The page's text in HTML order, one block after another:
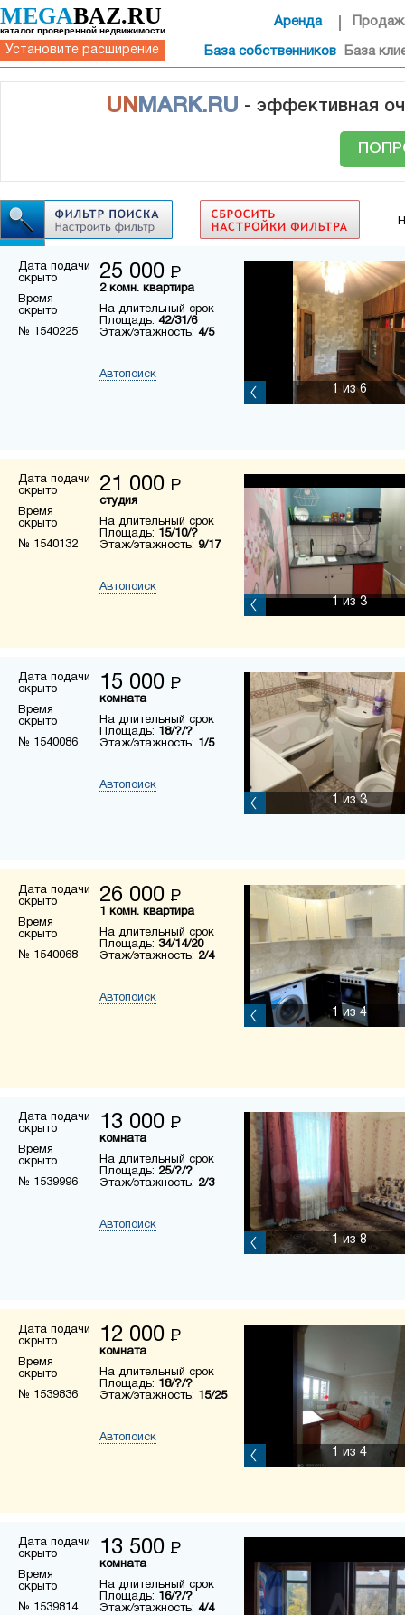
MEGABAZ.RU
каталог проверенной недвижимости
Установите расширение
Аренда
База собственников База
UN MARK.RU - эффективная
Дата подачи
скрыто
Время
скрыто
№ 1540225
25 000 Р
2 комн. квартира
На длительный срок
Площадь: 42/31/6
Этаж/этажность: 4/5
Автопоиск
1 из 6
Дата подачи
скрыто
Время
скрыто
№ 1540132
21 000 Р
студия
На длительный срок
Площадь: 15/10/?
Этаж/этажность: 9/17
Автопоиск
1из 3
Дата подачи
скрыто
Время
скрыто
№ 1540086
15 000 Р
комната
На длительный срок
Площадь: 18/?/?
Этаж/этажность: 1/5
Автопоиск
1 из 3
Дата подачи
скрыто
Время
скрыто
№ 1540068
26 000 Р
1 комн. квартира
На длительный срок
Площадь: 34/14/20
Этаж/этажность: 2/4
Автопоиск
1 из 4
Дата подачи
скрыто
Время
скрыто
№ 1539996
13 000 Р
комната
На длительный срок
Площадь: 25/?/?
Этаж/этажность: 2/3
Автопоиск
1из 8
Дата подачи
скрыто
Время
скрыто
№ 1539836
12 000 Р
комната
На длительный срок
Площадь: 18/?/?
Этаж/этажность: 15/25
Автопоиск
1 из 4
Дата подачи
скрыто
Время
скрыто
№ 1539814
13 500 Р
комната
На длительный срок
Площадь: 16/?/?
Этаж/этажность: 4/4